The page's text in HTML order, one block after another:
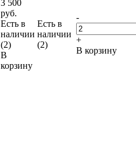
3 500
руб.
Есть в
наличии
(2)
В
корзину
Есть в
наличии
(2)
-
+
В корзину